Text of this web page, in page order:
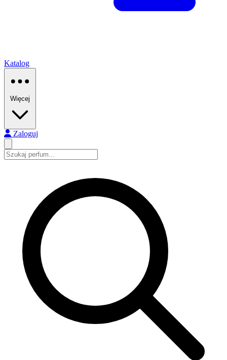
Katalog
Więcej
Zaloguj